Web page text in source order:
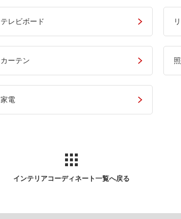
テレビボード
カーテン
家電
インテリアコーディネート一覧へ戻る